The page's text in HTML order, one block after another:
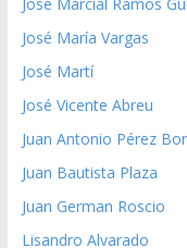
José Marcial Ramos
José María Vargas
José Martí
José Vicente Abreu
Juan Antonio Pérez
Juan Bautista Plaza
Juan German Roscio
Lisandro Alvarado